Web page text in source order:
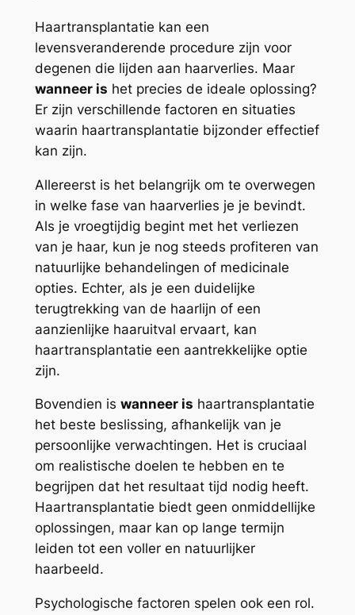
Haartransplantatie kan een
levensveranderende procedure zijn voor
degenen die lijden aan haarverlies. Maar
wanneer is het precies de ideale oplossing?
Er zijn verschillende factoren en situaties
waarin haartransplantatie bijzonder effectief
kan zijn.
Allereerst is het belangrijk om te overwegen
in welke fase van haarverlies je je bevindt.
Als je vroegtijdig begint met het verliezen
van je haar, kun je nog steeds profiteren van
natuurlijke behandelingen of medicinale
opties. Echter, als je een duidelijke
terugtrekking van de haarlijn of een
aanzienlijke haaruitval ervaart, kan
haartransplantatie een aantrekkelijke optie
zijn.
Bovendien is wanneer is haartransplantatie
het beste beslissing, afhankelijk van je
persoonlijke verwachtingen. Het is cruciaal
om realistische doelen te hebben en te
begrijpen dat het resultaat tijd nodig heeft.
Haartransplantatie biedt geen onmiddellijke
oplossingen, maar kan op lange termijn
leiden tot een voller en natuurlijker
haarbeeld.
Psychologische factoren spelen ook een rol.